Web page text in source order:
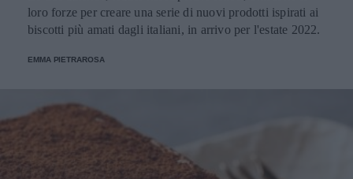
loro forze per creare una serie di nuovi prodotti ispirati ai
biscotti più amati dagli italiani, in arrivo per l'estate 2022.
EMMA PIETRAROSA